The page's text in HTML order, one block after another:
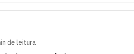
de leitura